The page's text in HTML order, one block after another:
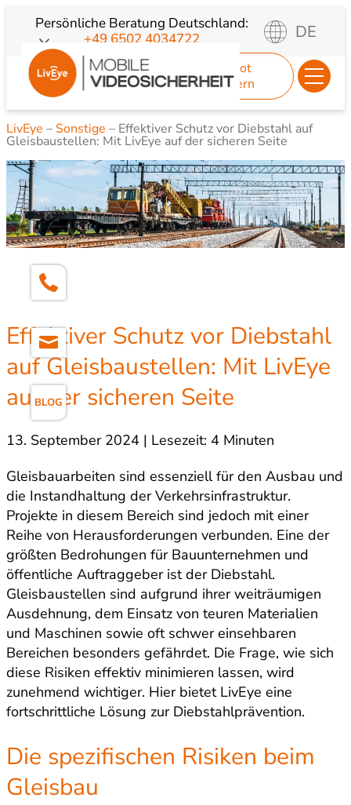
Inhalt
springen
Persönliche Beratung Deutschland:
+49 6502 4034722
DE
Angebot
anfordern
BLOG
LivEye – Sonstige – Effektiver Schutz vor Diebstahl auf
Gleisbaustellen: Mit LivEye auf der sicheren Seite
Effektiver Schutz vor Diebstahl
auf Gleisbaustellen: Mit LivEye
auf der sicheren Seite
13. September 2024 | Lesezeit: 4 Minuten
Gleisbauarbeiten sind essenziell für den Ausbau und
die Instandhaltung der Verkehrsinfrastruktur.
Projekte in diesem Bereich sind jedoch mit einer
Reihe von Herausforderungen verbunden. Eine der
größten Bedrohungen für Bauunternehmen und
öffentliche Auftraggeber ist der Diebstahl.
Gleisbaustellen sind aufgrund ihrer weiträumigen
Ausdehnung, dem Einsatz von teuren Materialien
und Maschinen sowie oft schwer einsehbaren
Bereichen besonders gefährdet. Die Frage, wie sich
diese Risiken effektiv minimieren lassen, wird
zunehmend wichtiger. Hier bietet LivEye eine
fortschrittliche Lösung zur Diebstahlprävention.
Die spezifischen Risiken beim
Gleisbau